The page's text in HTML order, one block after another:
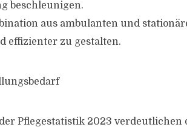
beschleunigen.
aus ambulanten und
effizienter zu gestalten.
Pflegestatistik 2023 verdeutlichen